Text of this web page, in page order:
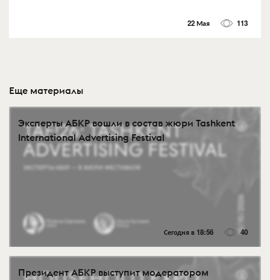
22 Мая 113
Еще материалы
Эксперты АБКР вошли в состав жюри Tashkent
International Advertising Festival
Сегодня в 18:56 40
Президент АБКР выступит модератором